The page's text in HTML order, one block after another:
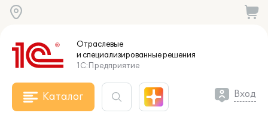
Отраслевые
и специализированныерешения
1С:Предприятие
Каталог Вход